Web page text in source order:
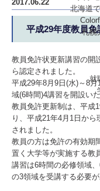
北海道
札幌
就
2017.06.22
平成29年度教員
教員免許状更新講習の開
ら認定されました。
平成29年8月9日(水)～8
域(6時間)4講習を開設い
教員免許更新制は、平成
り、平成21年4月1日か
されました。
教員の方は免許の有効期
置く大学等が実施する教
講習は6時間の必修領域
の3領域を受講する必要